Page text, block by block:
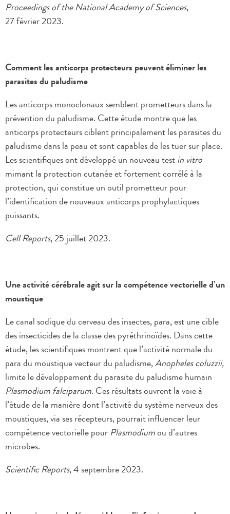
Proceedings of the National Academy of Sciences,
27 février 2023.
Comment les anticorps protecteurs peuvent éliminer les
parasites du paludisme
Les anticorps monoclonaux semblent prometteurs dans la
prévention du paludisme. Cette étude montre que les
anticorps protecteurs ciblent principalement les parasites du
paludisme dans la peau et sont capables de les tuer sur place.
Les scientifiques ont développé un nouveau testin vitro
mimant la protection cutanée et fortement corrélé à la
protection, qui constitue un outil prometteur pour
l’identification de nouveaux anticorps prophylactiques
puissants.
Cell Reports, 25 juillet 2023.
Une activité cérébrale agit sur la compétence vectorielle d’un
moustique
Le canal sodique du cerveau des insectes, para, est une cible
des insecticides de la classe des pyréthrinoïdes. Dans cette
étude, les scientifiques montrent que l’activité normale du
para du moustique vecteur du paludisme,Anopheles coluzzii,
limite le développement du parasite du paludisme humain
Plasmodium falciparum. Ces résultats ouvrent la voie à
l’étude de la manière dont l’activité du système nerveux des
moustiques, via ses récepteurs, pourrait influencer leur
compétence vectorielle pour Plasmodiumou d’autres
microbes.
Scientific Reports, 4 septembre 2023.